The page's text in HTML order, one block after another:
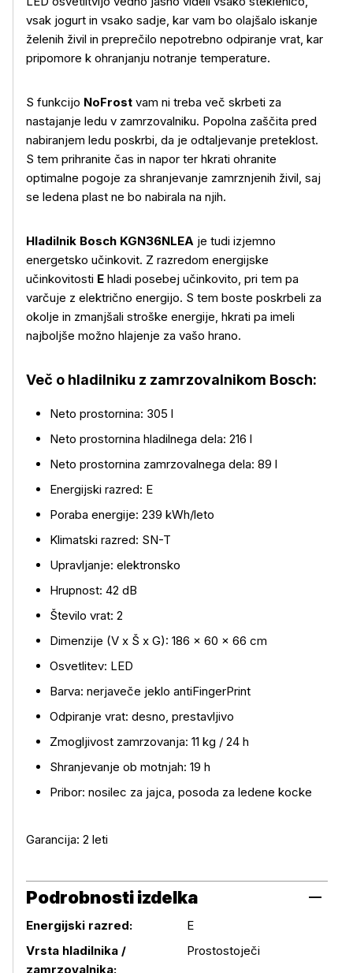
Več o izdelku
vsak jogurt in vsako sadje, kar vam bo olajšalo iskanje
želenih živil in preprečilo nepotrebno odpiranje vrat, kar
pripomore k ohranjanju notranje temperature.
S funkcijo NoFrost vam ni treba več skrbeti za
nastajanje ledu v zamrzovalniku. Popolna zaščita pred
nabiranjem ledu poskrbi, da je odtaljevanje preteklost.
S tem prihranite čas in napor ter hkrati ohranite
optimalne pogoje za shranjevanje zamrznjenih živil, saj
se ledena plast ne bo nabirala na njih.
Hladilnik Bosch KGN36NLEA je tudi izjemno
energetsko učinkovit. Z razredom energijske
učinkovitosti E hladi posebej učinkovito, pri tem pa
varčuje z električno energijo. S tem boste poskrbeli za
okolje in zmanjšali stroške energije, hkrati pa imeli
najboljše možno hlajenje za vašo hrano.
Več o hladilniku z zamrzovalnikom Bosch:
Neto prostornina: 305 l
Neto prostornina hladilnega dela: 216 l
Neto prostornina zamrzovalnega dela: 89 l
Energijski razred: E
Poraba energije: 239 kWh/leto
Klimatski razred: SN-T
Upravljanje: elektronsko
Hrupnost: 42 dB
Število vrat: 2
Dimenzije (V x Š x G): 186 × 60 × 66 cm
Osvetlitev: LED
Barva: nerjaveče jeklo antiFingerPrint
Odpiranje vrat: desno, prestavljivo
Zmogljivost zamrzovanja: 11 kg / 24 h
Shranjevanje ob motnjah: 19 h
Pribor: nosilec za jajca, posoda za ledene kocke
Garancija: 2 leti
Podrobnosti izdelka
Energijski razred:
E
Vrsta hladilnika /
zamrzovalnika:
Prostostoječi